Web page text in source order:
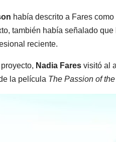
había descrito a Fares
también había señalado
reciente.
Nadia Fares visitó al
la película The Passion of